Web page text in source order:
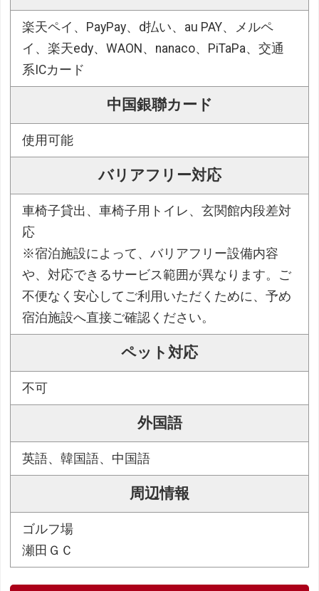
楽天ペイ、PayPay、d払い、au PAY、メルペ
イ、楽天edy、WAON、nanaco、PiTaPa、交通
系ICカード
中国銀聯カード
使用可能
バリアフリー対応
車椅子貸出、車椅子用トイレ、玄関館内段差対
応
※宿泊施設によって、バリアフリー設備内容
や、対応できるサービス範囲が異なります。ご
不便なく安心してご利用いただくために、予め
宿泊施設へ直接ご確認ください。
ペット対応
不可
外国語
英語、韓国語、中国語
周辺情報
ゴルフ場
瀬田ＧＣ